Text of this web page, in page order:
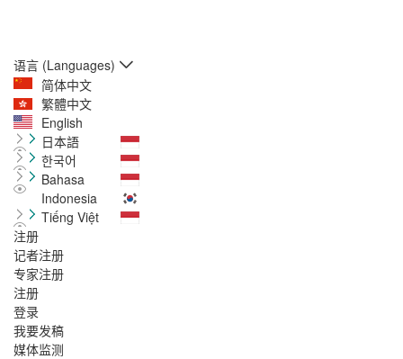
语言 (Languages)
简体中文
繁體中文
English
日本語
한국어
Bahasa
Indonesia
Tiếng Việt
注册
记者注册
专家注册
注册
登录
我要发稿
媒体监测